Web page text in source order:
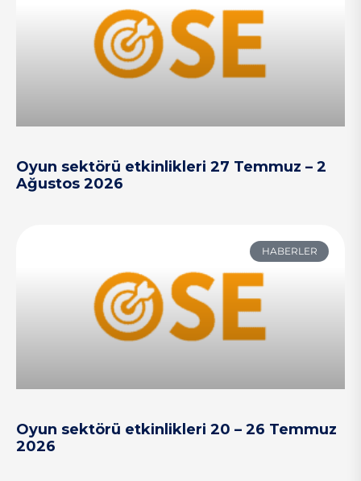
Oyun sektörü etkinlikleri 27 Temmuz – 2
Ağustos 2026
HABERLER
Oyun sektörü etkinlikleri 20 – 26 Temmuz
2026